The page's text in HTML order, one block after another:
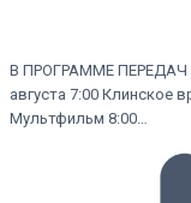
В ПРОГРАММЕ
августа 7:00 Клинское
Мультфильм 8:00…